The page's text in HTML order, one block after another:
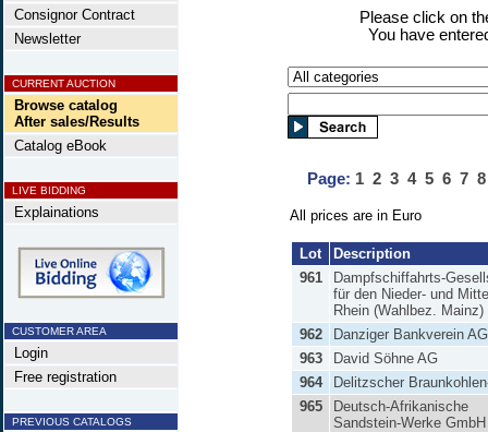
Consignor Contract
Newsletter
CURRENT AUCTION
Browse catalog
After sales/Results
Catalog eBook
LIVE BIDDING
Explainations
CUSTOMER AREA
Login
Free registration
PREVIOUS CATALOGS
Please click on
You have
Page: 1 2 3 4 5 6 7 8
All prices are in Euro
Lot
Description
961
Dampfschiffahrts-
für den Nieder- und
Rhein (Wahlbez. Mainz)
962
Danziger Bankverein AG
963
David Söhne AG
964
Delitzscher
965
Deutsch-Afrikanische
Sandstein-Werke GmbH